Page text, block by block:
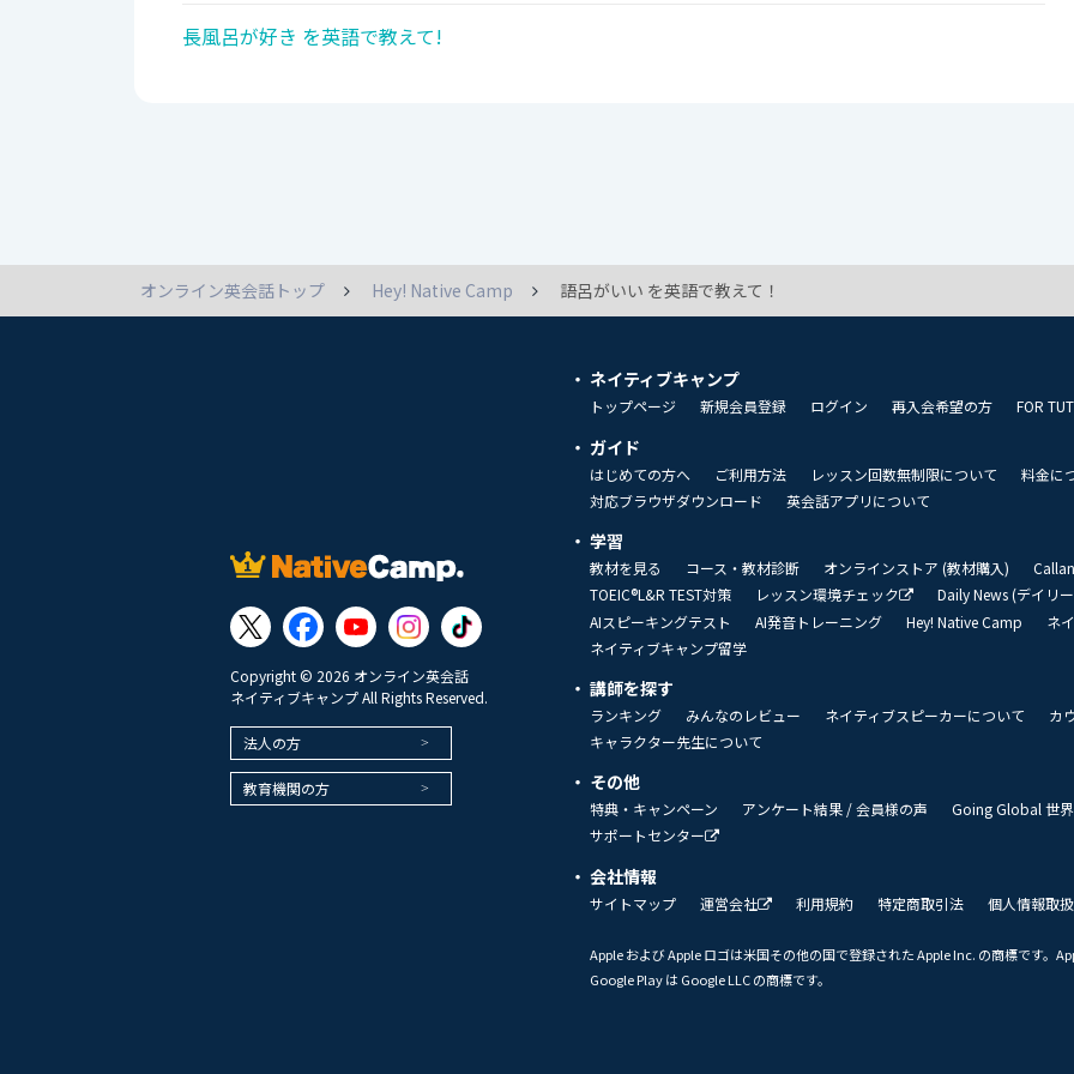
長風呂が好き を英語で教えて!
オンライン英会話トップ Hey! Native Camp 語呂がいい を英語で教えて！
Copyright © 2026 オンライン英会話
ネイティブキャンプ All Rights Reserved.
法人の方
教育機関の方
ネイティブキャンプ
トップページ 新規会員登録 ログイン 再入会希望の方 FOR
ガイド
はじめての方へ ご利用方法 レッスン回数無制限について 料金に
対応ブラウザダウンロード
英会話アプリについて
学習
教材を見る コース・教材診断 オンラインストア (教材購入)
TOEIC®L&R TEST対策
レッスン環境チェック Daily News (デイリ
AIスピーキングテスト
AI発音トレーニング Hey! Native Camp ネ
ネイティブキャンプ留学
講師を探す
ランキング みんなのレビュー ネイティブスピーカーについて
カ
キャラクター先生について
その他
特典・キャンペーン アンケート結果 / 会員様の声 Going Global 世
サポートセンター
会社情報
サイトマップ 運営会社 利用規約 特定商取引法 個人情報取
Apple および Apple ロゴは米国その他の国で登録された Apple Inc. の商標です。
Google Play は Google LLC の商標です。